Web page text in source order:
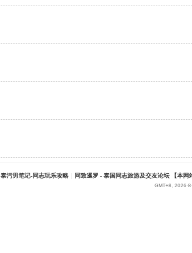
泰污男笔记-同志玩乐攻略 同致暹罗 - 泰国同志旅游及交友论坛 【本网
GMT+8, 2026-